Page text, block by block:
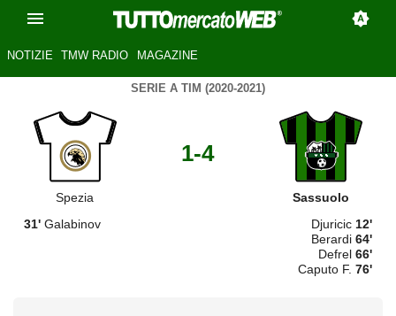
NOTIZIE TMW RADIO MAGAZINE
SERIE A TIM (2020-2021)
Spezia
1-4
Sassuolo
31' Galabinov Djuricic 12'
Berardi 64'
Defrel 66'
Caputo F. 76'